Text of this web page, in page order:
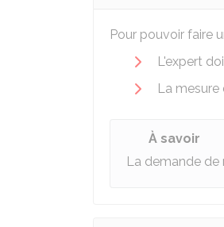
Pour pouvoir faire
L'expert
La
À savoir
La demande